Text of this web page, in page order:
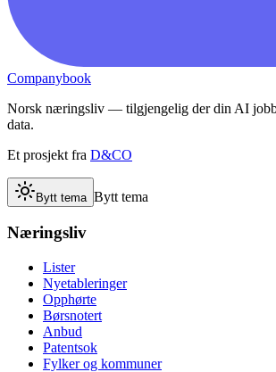
Companybook
Norsk næringsliv — tilgjengelig der din AI
data.
Et prosjekt fra D&CO
Bytt tema Bytt tema
Næringsliv
Lister
Nyetableringer
Opphørte
Børsnotert
Anbud
Patentsok
Fylker og kommuner